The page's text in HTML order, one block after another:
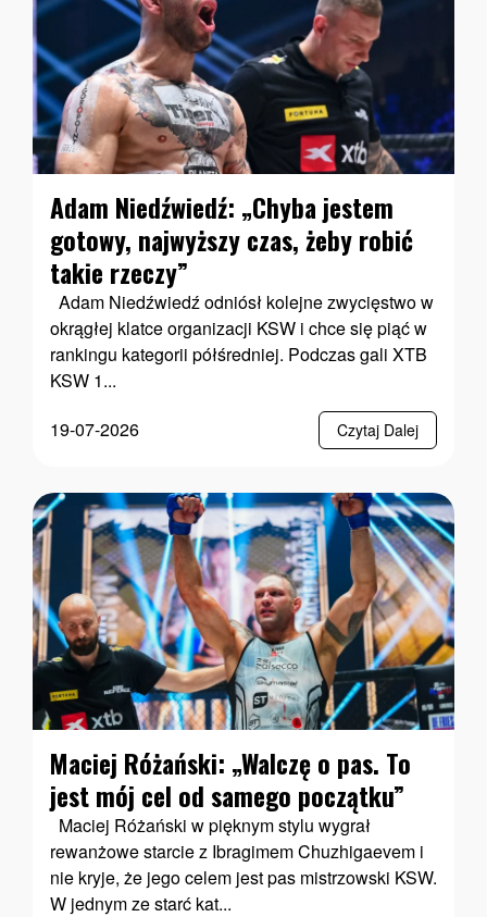
Adam Niedźwiedź: „Chyba jestem
gotowy, najwyższy czas, żeby robić
takie rzeczy”
Adam Niedźwiedź odniósł kolejne zwycięstwo w
okrągłej klatce organizacji KSW i chce się piąć w
rankingu kategorii półśredniej. Podczas gali XTB
KSW 1...
19-07-2026
Czytaj Dalej
Maciej Różański: „Walczę o pas. To
jest mój cel od samego początku”
Maciej Różański w pięknym stylu wygrał
rewanżowe starcie z Ibragimem Chuzhigaevem i
nie kryje, że jego celem jest pas mistrzowski KSW.
W jednym ze starć kat...